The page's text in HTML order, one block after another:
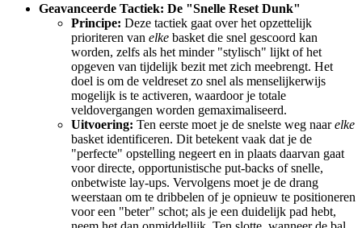
Geavanceerde Tactiek: De "Snelle Reset Dunk"
Principe: Deze tactiek gaat over het opzettelijk
prioriteren van elke basket die snel gescoord kan
worden, zelfs als het minder "stylisch" lijkt of het
opgeven van tijdelijk bezit met zich meebrengt. Het
doel is om de veldreset zo snel als menselijkerwijs
mogelijk is te activeren, waardoor je totale
veldovergangen worden gemaximaliseerd.
Uitvoering: Ten eerste moet je de snelste weg naarelke
basket identificeren. Dit betekent vaak dat je de
"perfecte" opstelling negeert en in plaats daarvan gaat
voor directe, opportunistische put-backs of snelle,
onbetwiste lay-ups. Vervolgens moet je de drang
weerstaan om te dribbelen of je opnieuw te positioneren
voor een "beter" schot; als je een duidelijk pad hebt,